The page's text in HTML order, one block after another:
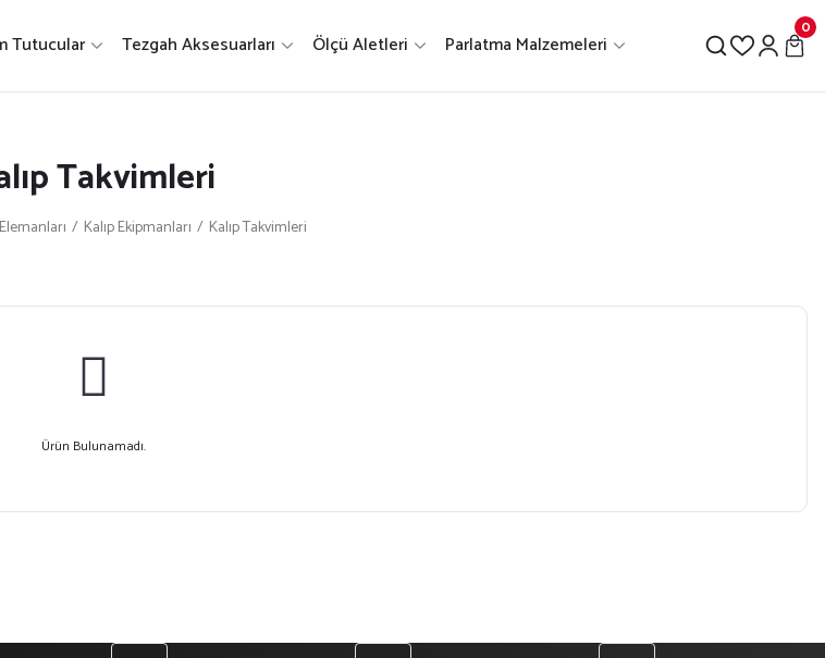
Tutucular Tezgah Aksesuarları Ölçü Aletleri Parlatma Malzemeleri
0
Takvimleri
Kalıp Ekipmanları Kalıp Takvimleri
Ürün Bulunamadı.